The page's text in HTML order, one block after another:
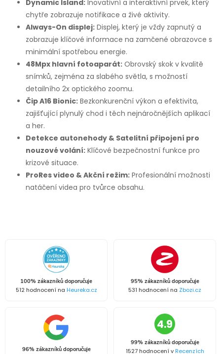
Dynamic Island: Inovativní a interaktivní prvek, který
chytře zobrazuje notifikace a živé aktivity.
Always-On displej: Displej, který je vždy zapnutý a
zobrazuje klíčové informace na zamčené obrazovce s
minimální spotřebou energie.
48Mpx hlavní fotoaparát: Obrovský skok v kvalitě
snímků, zejména za slabého světla, s možností
detailního 2x optického zoomu.
Čip A16 Bionic: Bezkonkurenční výkon a efektivita,
zajišťující plynulý chod i těch nejnáročnějších aplikací
a her.
Detekce autonehody & Satelitní připojení pro
nouzové volání: Klíčové bezpečnostní funkce pro
krizové situace.
ProRes video & Akční režim: Profesionální možnosti
natáčení videa pro tvůrce obsahu.
100% zákazníků doporučuje
512 hodnocení na Heureka.cz
95% zákazníků doporučuje
531 hodnocení na Zbozi.cz
96% zákazníků doporučuje
4.9
99% zákazníků doporučuje
1527 hodnocení vRecenzích